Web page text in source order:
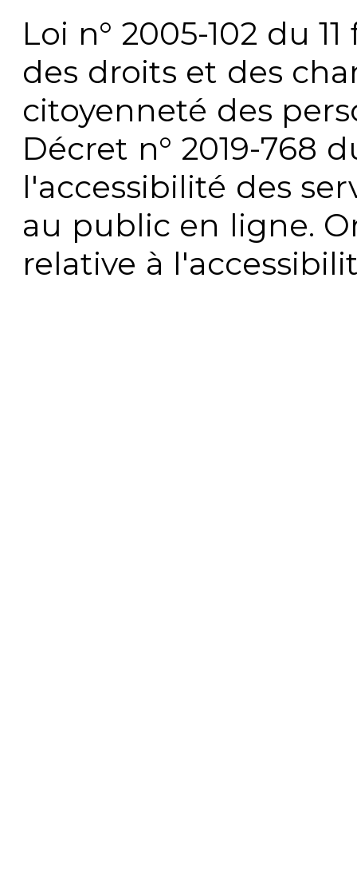
Loi n° 2005-102 du
des droits et des
citoyenneté des
Décret n° 2019-768
l'accessibilité des
au public en ligne.
relative à